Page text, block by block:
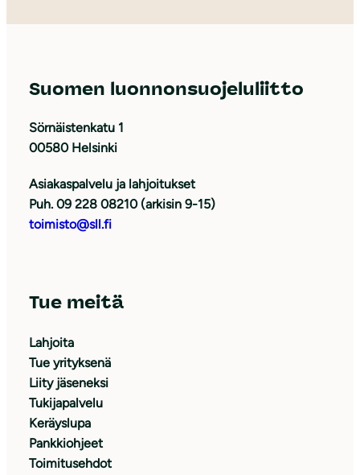
Suomen luonnonsuojeluliitto
Sörnäistenkatu 1
00580 Helsinki
Asiakaspalvelu ja lahjoitukset
Puh. 09 228 08210 (arkisin 9-15)
toimisto@sll.fi
Tue meitä
Lahjoita
Tue yrityksenä
Liity jäseneksi
Tukijapalvelu
Keräyslupa
Pankkiohjeet
Toimitusehdot